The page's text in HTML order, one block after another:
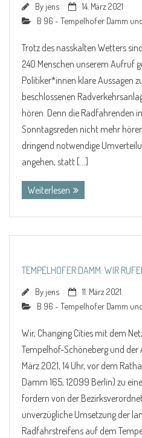
By jens
14. März 2021
B 96 - Tempelhofer Damm
Trotz des nasskalten Wetters
240 Menschen unserem Aufruf
Politiker*innen klare Aussagen
beschlossenen
hören. Denn die Radfahrenden
Sonntagsreden nicht mehr
dringend notwendige
angehen, statt […]
Weiterlesen
TEMPELHOFER DAMM: WIR
By jens
11. März 2021
B 96 - Tempelhofer Damm
Wir, Changing Cities mit dem
Tempelhof-Schöneberg und der
März 2021, 14 Uhr, vor dem
Damm 165, 12099 Berlin) zu
fordern von der
unverzügliche Umsetzung der
Radfahrstreifens auf dem